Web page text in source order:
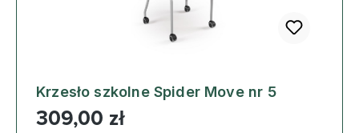
Krzesło szkolne Spider Move nr 5
Cena regularna:
309,00 zł